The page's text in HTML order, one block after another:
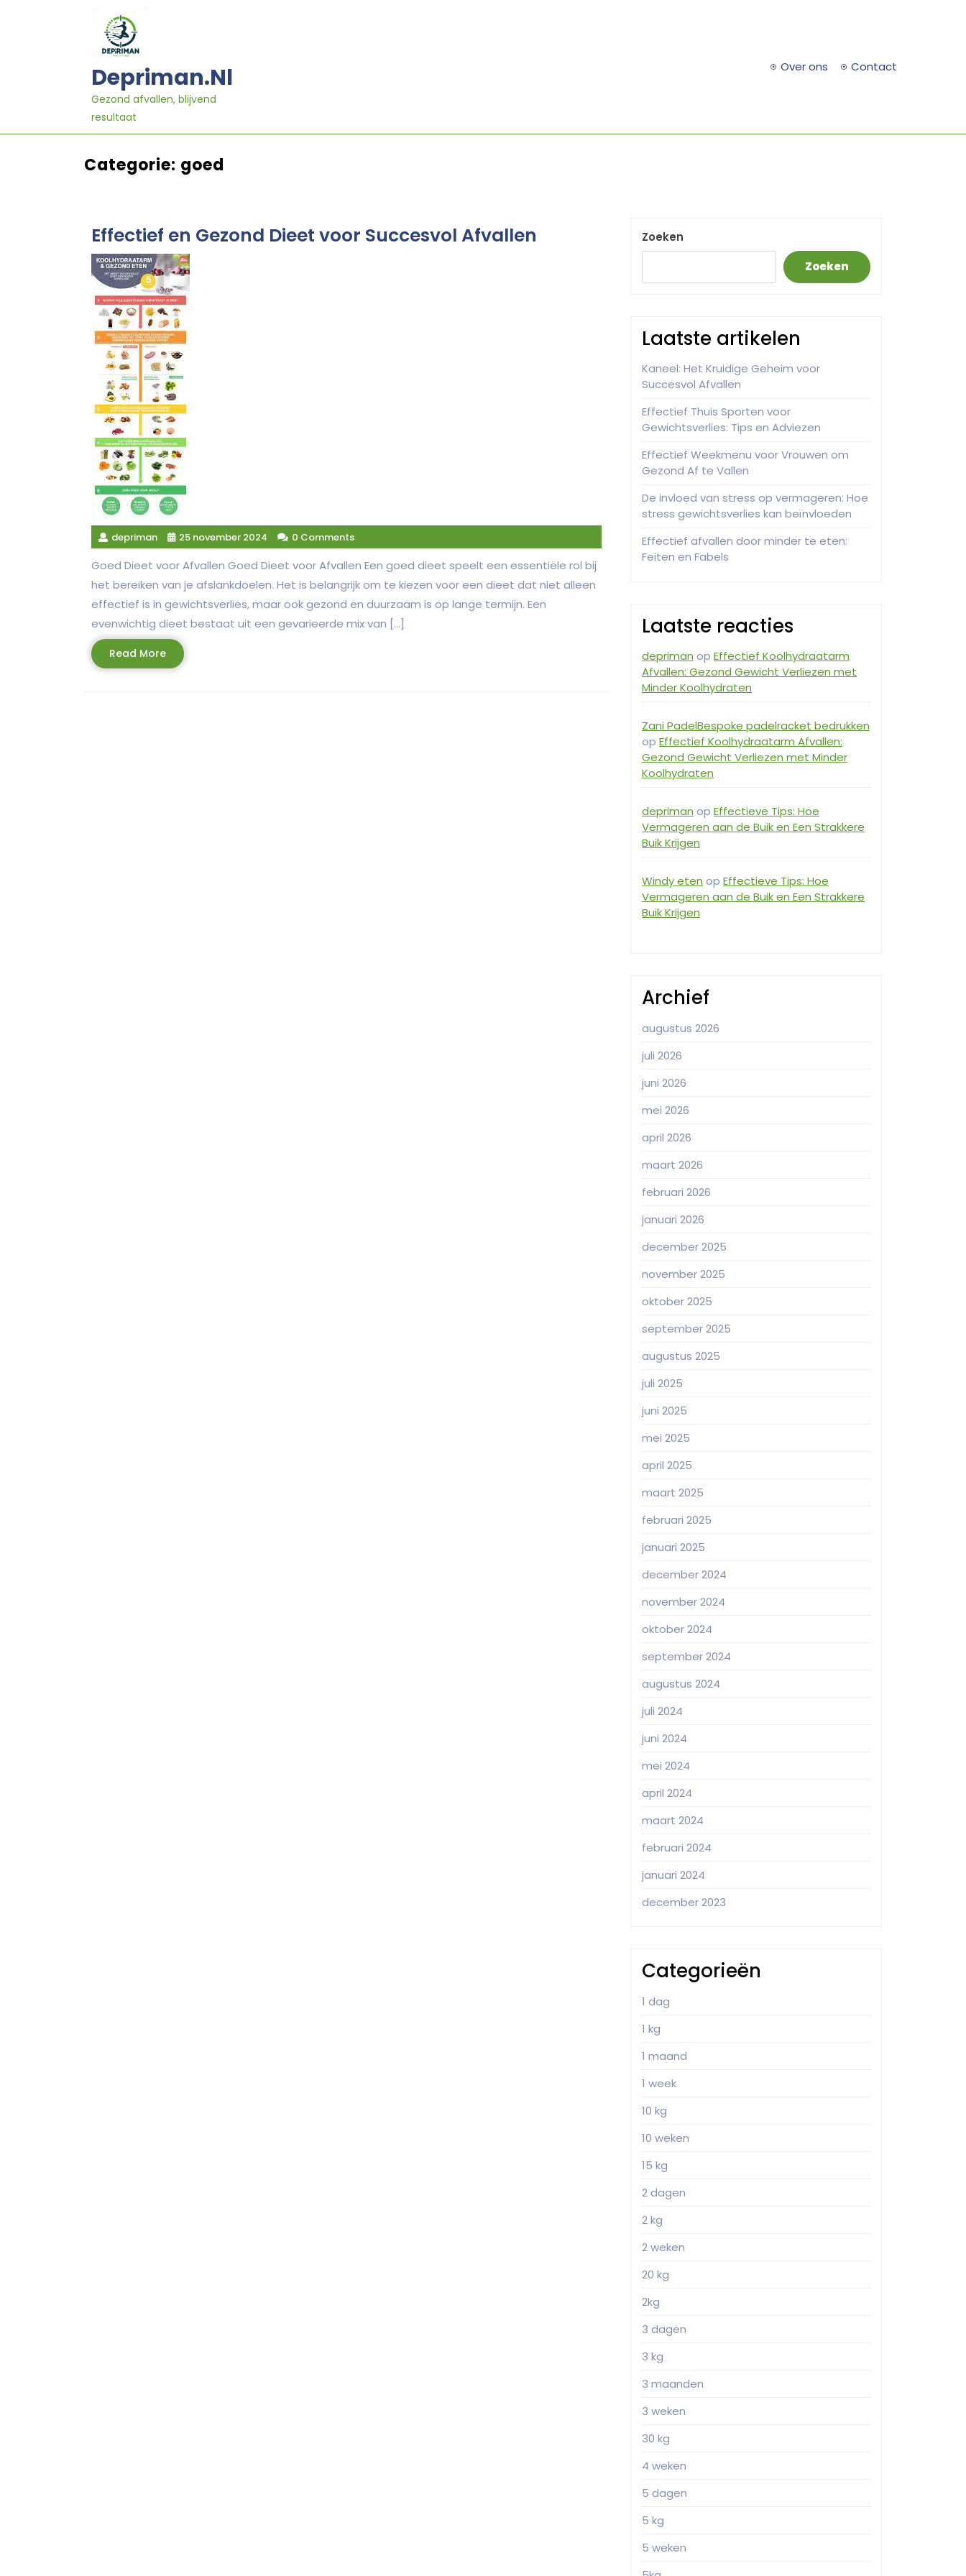
Depriman.nl
Gezond afvallen, blijvend
resultaat
Over ons Contact
Categorie: goed
Effectief en Gezond Dieet voor Succesvol Afvallen
depriman 25 november 2024 0 Comments
Goed Dieet voor Afvallen Goed Dieet voor Afvallen Een goed dieet speelt een essentiële rol bij
het bereiken van je afslankdoelen. Het is belangrijk om te kiezen voor een dieet dat niet alleen
effectief is in gewichtsverlies, maar ook gezond en duurzaam is op lange termijn. Een
evenwichtig dieet bestaat uit een gevarieerde mix van […]
Read MoreRead
More
Zoeken
Zoeken
Laatste artikelen
Kaneel: Het Kruidige Geheim voor
Succesvol Afvallen
Effectief Thuis Sporten voor
Gewichtsverlies: Tips en Adviezen
Effectief Weekmenu voor Vrouwen om
Gezond Af te Vallen
De invloed van stress op vermageren: Hoe
stress gewichtsverlies kan beïnvloeden
Effectief afvallen door minder te eten:
Feiten en Fabels
Laatste reacties
depriman op Effectief Koolhydraatarm
Afvallen: Gezond Gewicht Verliezen met
Minder Koolhydraten
Zani PadelBespoke padelracket bedrukken
op Effectief Koolhydraatarm Afvallen:
Gezond Gewicht Verliezen met Minder
Koolhydraten
depriman op Effectieve Tips: Hoe
Vermageren aan de Buik en Een Strakkere
Buik Krijgen
Windy eten op Effectieve Tips: Hoe
Vermageren aan de Buik en Een Strakkere
Buik Krijgen
Archief
augustus 2026
juli 2026
juni 2026
mei 2026
april 2026
maart 2026
februari 2026
januari 2026
december 2025
november 2025
oktober 2025
september 2025
augustus 2025
juli 2025
juni 2025
mei 2025
april 2025
maart 2025
februari 2025
januari 2025
december 2024
november 2024
oktober 2024
september 2024
augustus 2024
juli 2024
juni 2024
mei 2024
april 2024
maart 2024
februari 2024
januari 2024
december 2023
Categorieën
1 dag
1 kg
1 maand
1 week
10 kg
10 weken
15 kg
2 dagen
2 kg
2 weken
20 kg
2kg
3 dagen
3 kg
3 maanden
3 weken
30 kg
4 weken
5 dagen
5 kg
5 weken